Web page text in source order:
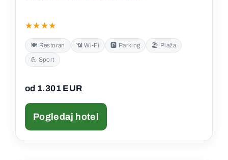
★★★★
🍽️ Restoran 📶 Wi‑Fi 🅿️ Parking
🏖️ Plaža
💪 Sport
od 1.301 EUR
Pogledaj hotel